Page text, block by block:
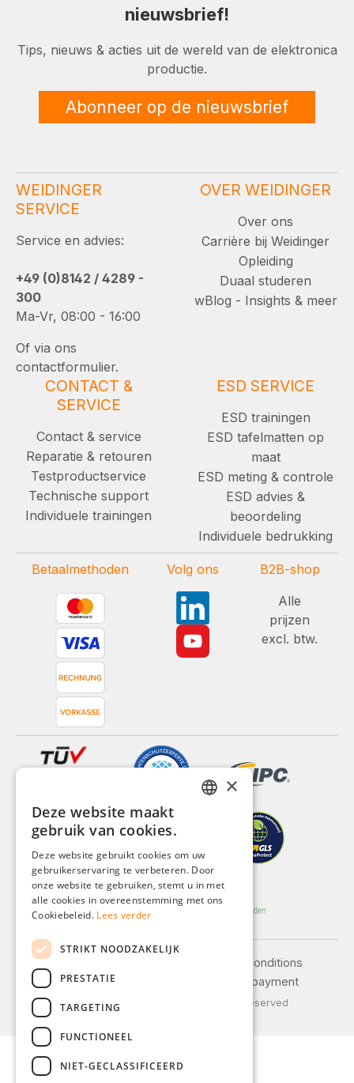
nieuwsbrief!
Tips, nieuws & acties uit de wereld van de elektronica
productie.
Abonneer op de nieuwsbrief
WEIDINGER
SERVICE
Service en advies:
+49 (0)8142 / 4289 -
300
Ma-Vr, 08:00 - 16:00
Of via ons
contactformulier.
OVER WEIDINGER
Over ons
Carrière bij Weidinger
Opleiding
Duaal studeren
wBlog - Insights & meer
CONTACT &
SERVICE
Contact & service
Reparatie & retouren
Testproductservice
Technische support
Individuele trainingen
ESD SERVICE
ESD trainingen
ESD tafelmatten op
maat
ESD meting & controle
ESD advies &
beoordeling
Individuele bedrukking
Betaalmethoden Volg ons
B2B-shop
Alle
prijzen
excl. btw.
General terms and conditions
Privacy policy
Shipping and payment
© 2026 Weidinger GmbH, All Rights Reserved
FRENCH
ITALIAN
×
Deze website maakt
gebruik van cookies.
Deze website gebruikt cookies om uw
gebruikerservaring te verbeteren. Door
onze website te gebruiken, stemt u in met
alle cookies in overeenstemming met ons
Cookiebeleid. Lees verder
STRIKT NOODZAKELIJK
PRESTATIE
TARGETING
FUNCTIONEEL
NIET-GECLASSIFICEERD